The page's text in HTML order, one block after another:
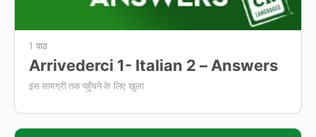
1 पाठ
Arrivederci 1- Italian 2 – Answers
इस सामग्री तक पहुँचने के लिए खुला